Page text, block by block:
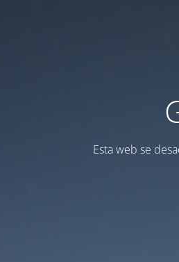
Esta web se